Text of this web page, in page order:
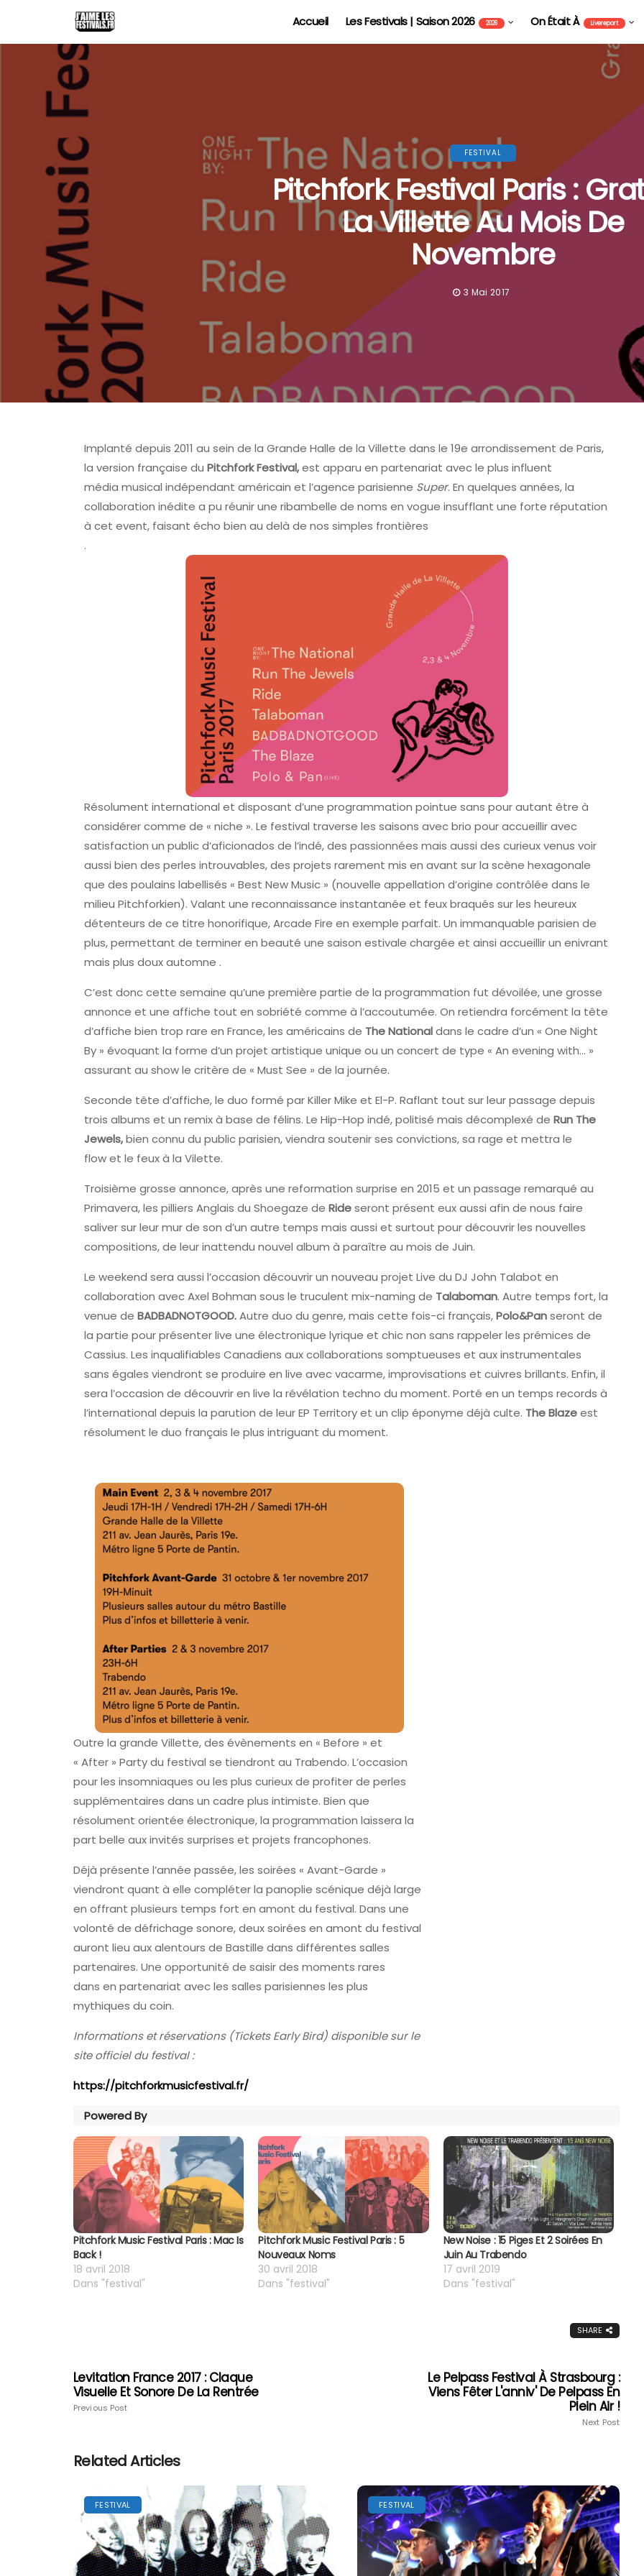
Accueil Les Festivals | Saison 2026 2026 On Était À Livereport
FESTIVAL
Pitchfork Festival Paris :
La Villette Au Mois De
Novembre
3 Mai 2017
Implanté depuis 2011 au sein de la Grande Halle de la Villette dans le 19e arrondissement de Paris,
la version française du PitchforkFestival,est apparu en partenariat avec le plus influent
média musical indépendant américain et l’agence parisienne Super. En quelques années, la
collaboration inédite a pu réunir une ribambelle de noms en vogue insufflant une forte réputation
à cet event, faisant écho bien au delà de nos simples frontières
.
Résolument international et disposant d’une programmation pointue sans pour autant être à
considérer comme de « niche ». Le festival traverse les saisons avec brio pour accueillir avec
satisfaction un public d’aficionados de l’indé, des passionnées mais aussi des curieux venus voir
aussi bien des perles introuvables, des projets rarement mis en avant sur la scène hexagonale
que des poulains labellisés « Best New Music » (nouvelle appellation d’origine contrôlée dans le
milieu Pitchforkien). Valant une reconnaissance instantanée et feux braqués sur les heureux
détenteurs de ce titre honorifique, Arcade Fire en exemple parfait. Un immanquable parisien de
plus, permettant de terminer en beauté une saison estivale chargée et ainsi accueillir un enivrant
mais plus doux automne .
C’est donc cette semaine qu’une première partie de la programmation fut dévoilée, une grosse
annonce et une affiche tout en sobriété comme à l’accoutumée. On retiendra forcément la tête
d’affiche bien trop rare en France, les américains de The Nationaldans le cadre d’un « One Night
By » évoquant la forme d’un projet artistique unique ou un concert de type « An evening with… »
assurant au show le critère de « Must See » de la journée.
Seconde tête d’affiche, le duo formé par Killer Mike et El-P. Raflant tout sur leur passage depuis
trois albums et un remix à base de félins. Le Hip-Hop indé, politisé mais décomplexé de Run The
Jewels,bien connu du public parisien, viendra soutenir ses convictions, sa rage et mettra le
flow et le feux à la Vilette.
Troisième grosse annonce, après une reformation surprise en 2015 et un passage remarqué au
Primavera, les pilliers Anglais du Shoegaze de Rideseront présent eux aussi afin de nous faire
saliver sur leur mur de son d’un autre temps mais aussi et surtout pour découvrir les nouvelles
compositions, de leur inattendu nouvel album à paraître au mois de Juin.
Le weekend sera aussi l’occasion découvrir un nouveau projet Live du DJ John Talabot en
collaboration avec Axel Bohman sous le truculent mix-naming de Talaboman. Autre temps fort, la
venue de BADBADNOTGOOD.Autre duo du genre, mais cette fois-ci français,Polo&Panseront de
la partie pour présenter live une électronique lyrique et chic non sans rappeler les prémices de
Cassius. Les inqualifiables Canadiens aux collaborations somptueuses et aux instrumentales
sans égales viendront se produire en live avec vacarme, improvisations et cuivres brillants. Enfin, il
sera l’occasion de découvrir en live la révélation techno du moment. Porté en un temps records à
l’international depuis la parution de leur EP Territory et un clip éponyme déjà culte. The Blazeest
résolument le duo français le plus intriguant du moment.
Outre la grande Villette, des évènements en « Before » et
« After » Party du festival se tiendront au Trabendo. L’occasion
pour les insomniaques ou les plus curieux de profiter de perles
supplémentaires dans un cadre plus intimiste. Bien que
résolument orientée électronique, la programmation laissera la
part belle aux invités surprises et projets francophones.
Déjà présente l’année passée, les soirées « Avant-Garde »
viendront quant à elle compléter la panoplie scénique déjà large
en offrant plusieurs temps fort en amont du festival. Dans une
volonté de défrichage sonore, deux soirées en amont du festival
auront lieu aux alentours de Bastille dans différentes salles
partenaires. Une opportunité de saisir des moments rares
dans en partenariat avec les salles parisiennes les plus
mythiques du coin.
Informations et réservations (Tickets Early Bird) disponible sur le
site officiel du festival :
https://pitchforkmusicfestival.fr/
Powered By
Pitchfork Music Festival Paris : Mac Is
Back !
18 avril 2018
Dans "festival"
Pitchfork Music Festival Paris : 5
Nouveaux Noms
30 avril 2018
Dans "festival"
New Noise : 15 Piges Et 2 Soirées En
Juin Au Trabendo
17 avril 2019
Dans "festival"
SHARE
Levitation France 2017 : Claque
Visuelle Et Sonore De La Rentrée
Previous Post
Le Pelpass Festival À Strasbourg :
Viens Fêter L'anniv' De Pelpass En
Plein Air !
Next Post
Related Articles
FESTIVAL FESTIVAL
FOIRE AUX VINS D'ALSACE DE COLMAR - FAVCOLMAR
FAV 2026 : Le Guide Pratique
De La Foire Aux Vins De
Colmar
31 Juillet 2026
TOMORROWLAND
Tomorrowland 2027 : Dates,
Billetterie Et Ce Que L’on
Sait Déjà
6 Août 2026